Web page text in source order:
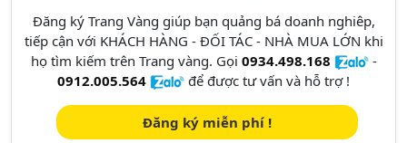
Đăng ký Trang Vàng giúp bạn quảng bá doanh nghiêp,
tiếp cận với KHÁCH HÀNG - ĐỐI TÁC - NHÀ MUA LỚN khi
họ tìm kiếm trên Trang vàng. Gọi 0934.498.168
-
0912.005.564
để được tư vấn và hỗ trợ !
Đăng ký miễn phí !